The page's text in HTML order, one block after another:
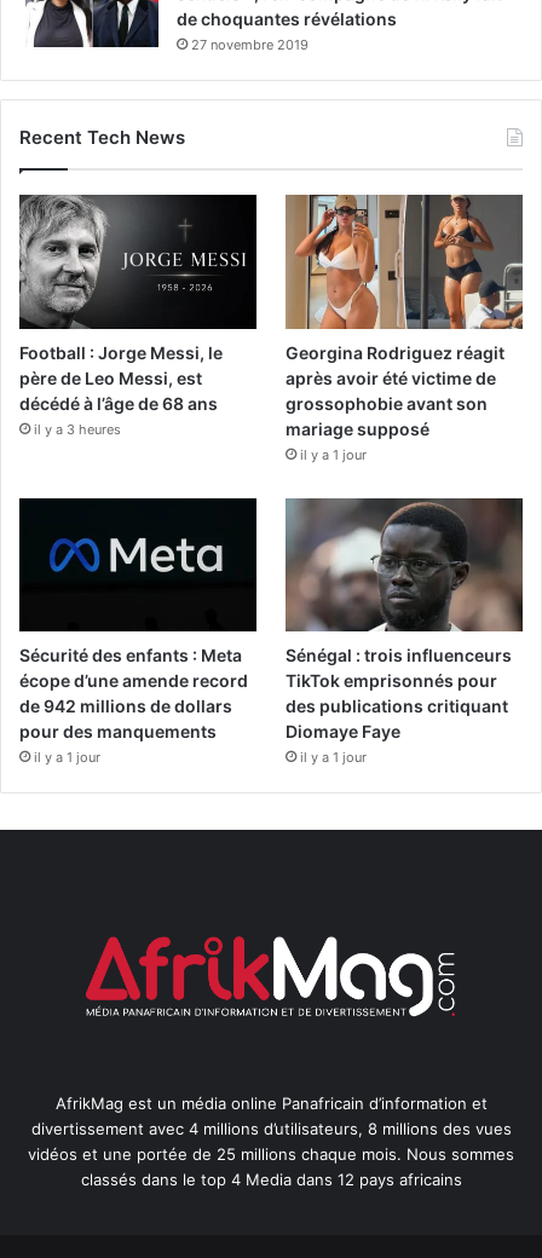
de choquantes révélations
27 novembre 2019
Recent Tech News
Football : Jorge Messi, le
père de Leo Messi, est
décédé à l’âge de 68 ans
il y a 3 heures
Georgina Rodriguez réagit
après avoir été victime de
grossophobie avant son
mariage supposé
il y a 1 jour
Sécurité des enfants : Meta
écope d’une amende record
de 942 millions de dollars
pour des manquements
il y a 1 jour
Sénégal : trois influenceurs
TikTok emprisonnés pour
des publications critiquant
Diomaye Faye
il y a 1 jour
AfrikMag est un média online Panafricain d’information et
divertissement avec 4 millions d’utilisateurs, 8 millions des vues
vidéos et une portée de 25 millions chaque mois. Nous sommes
classés dans le top 4 Media dans 12 pays africains